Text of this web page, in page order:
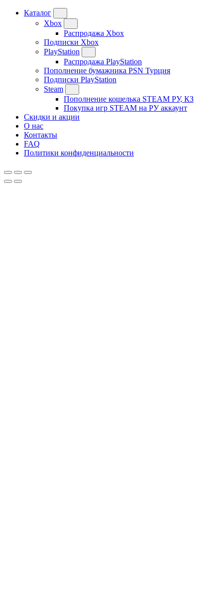
Каталог
Xbox
Распродажа Xbox
Подписки Xbox
PlayStation
Распродажа PlayStation
Пополнение бумажника PSN Турция
Подписки PlayStation
Steam
Пополнение кошелька STEAM РУ, КЗ
Покупка игр STEAM на РУ аккаунт
Скидки и акции
О нас
Контакты
FAQ
Политики конфиденциальности